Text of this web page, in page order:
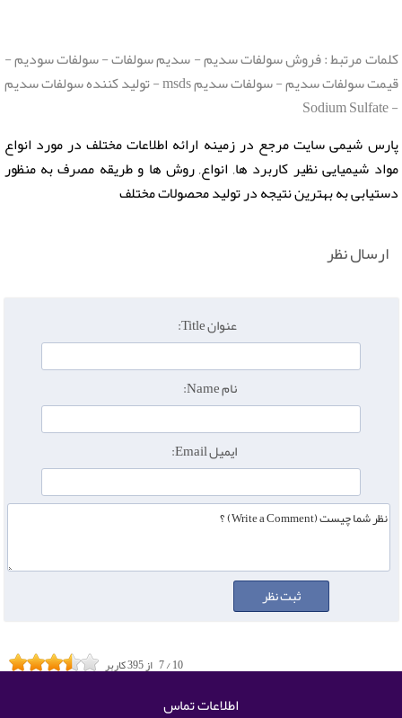
کلمات مرتبط : فروش سولفات سدیم - سدیم سولفات - سولفات سودیم -
قیمت سولفات سدیم - سولفات سدیم msds - تولید کننده سولفات سدیم
- Sodium Sulfate
پارس شیمی سایت مرجع در زمینه ارائه اطلاعات مختلف در مورد انواع
مواد شیمیایی نظیر کاربرد ها, انواع, روش ها و طریقه مصرف به منظور
دستیابی به بهترین نتیجه در تولید محصولات مختلف
ارسال نظر
عنوان Title:
نام Name:
ایمیل Email:
7/10 از395کاربر
اطلاعات تماس